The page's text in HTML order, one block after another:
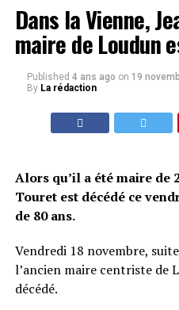
Dans la Vienne,
maire de Loudun
Published 4 ans ago on 19
By La rédaction
Alors qu’il a été maire de
Touret est décédé ce
de 80 ans.
Vendredi 18 novembre,
l’ancien maire centriste de
décédé.